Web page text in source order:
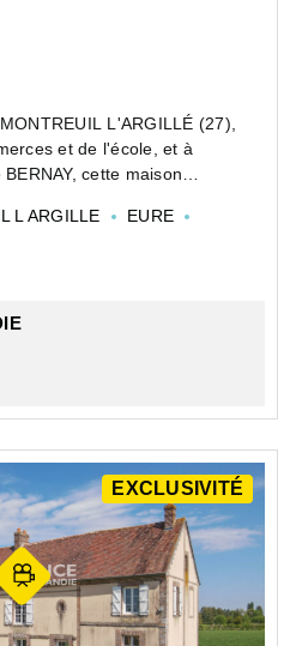
L'ARGILLÉ (27),
et de l'école, et à
cette maison
m² et offre 98 m²...
L ARGILLE
EURE
EXCLUSIVITÉ